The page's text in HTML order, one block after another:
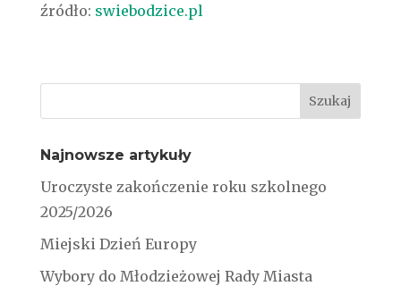
źródło: swiebodzice.pl
Najnowsze artykuły
Uroczyste zakończenie roku szkolnego
2025/2026
Miejski Dzień Europy
Wybory do Młodzieżowej Rady Miasta